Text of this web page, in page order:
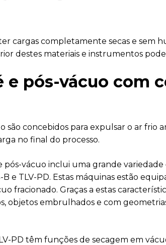
cargas completamente secas e sem
destes materiais e instrumentos
e pós-vácuo com
são concebidos para expulsar o ar frio
no final do processo.
pós-vácuo inclui uma grande variedade
B e TLV-PD. Estas máquinas estão
fracionado. Graças a estas
objetos embrulhados e com
PD têm funções de secagem em